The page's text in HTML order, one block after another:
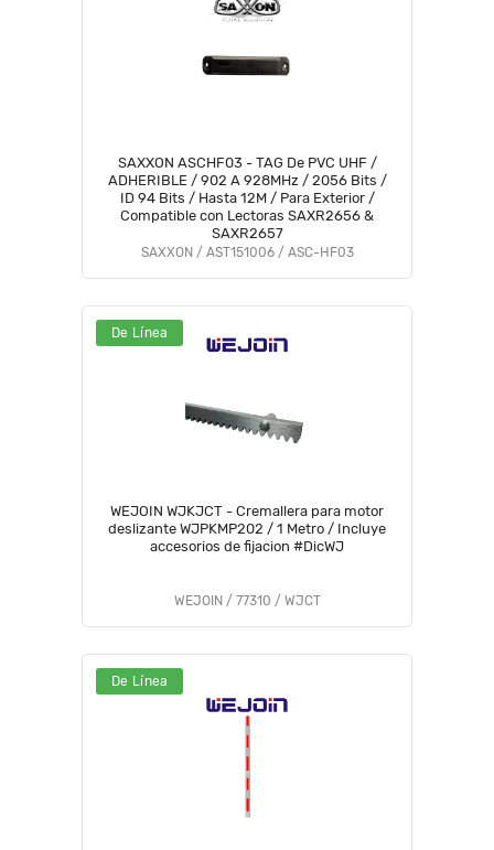
SAXXON ASCHF03 - TAG De PVC UHF /
ADHERIBLE / 902 A 928MHz / 2056 Bits /
ID 94 Bits / Hasta 12M / Para Exterior /
Compatible con Lectoras SAXR2656 &
SAXR2657
SAXXON / AST151006 / ASC-HF03
De Línea
WEJOIN WJKJCT - Cremallera para motor
deslizante WJPKMP202 / 1 Metro / Incluye
accesorios de fijacion #DicWJ
WEJOIN / 77310 / WJCT
De Línea